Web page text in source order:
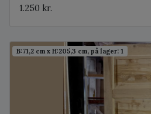
1.250 kr.
B:71,2 cm x H:205,3 cm, på lager: 1